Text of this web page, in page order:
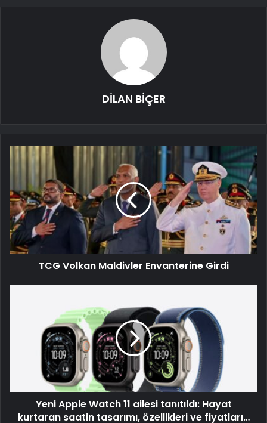
DİLAN BİÇER
TCG Volkan Maldivler Envanterine Girdi
Yeni Apple Watch 11 ailesi tanıtıldı: Hayat
kurtaran saatin tasarımı, özellikleri ve fiyatları…